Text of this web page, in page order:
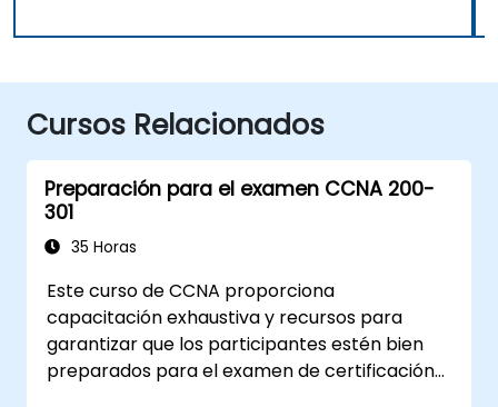
Cursos Relacionados
Preparación para el examen CCNA 200-
301
35 Horas
Este curso de CCNA proporciona
capacitación exhaustiva y recursos para
garantizar que los participantes estén bien
preparados para el examen de certificación